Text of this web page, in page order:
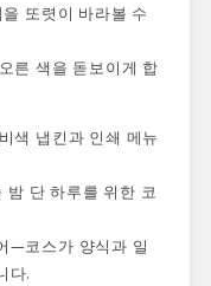
또렷이 바라볼 수
른 색을 돋보이게 합
색 냅킨과 인쇄 메뉴
밤 단 하루를 위한 코
—코스가 양식과 일
다.